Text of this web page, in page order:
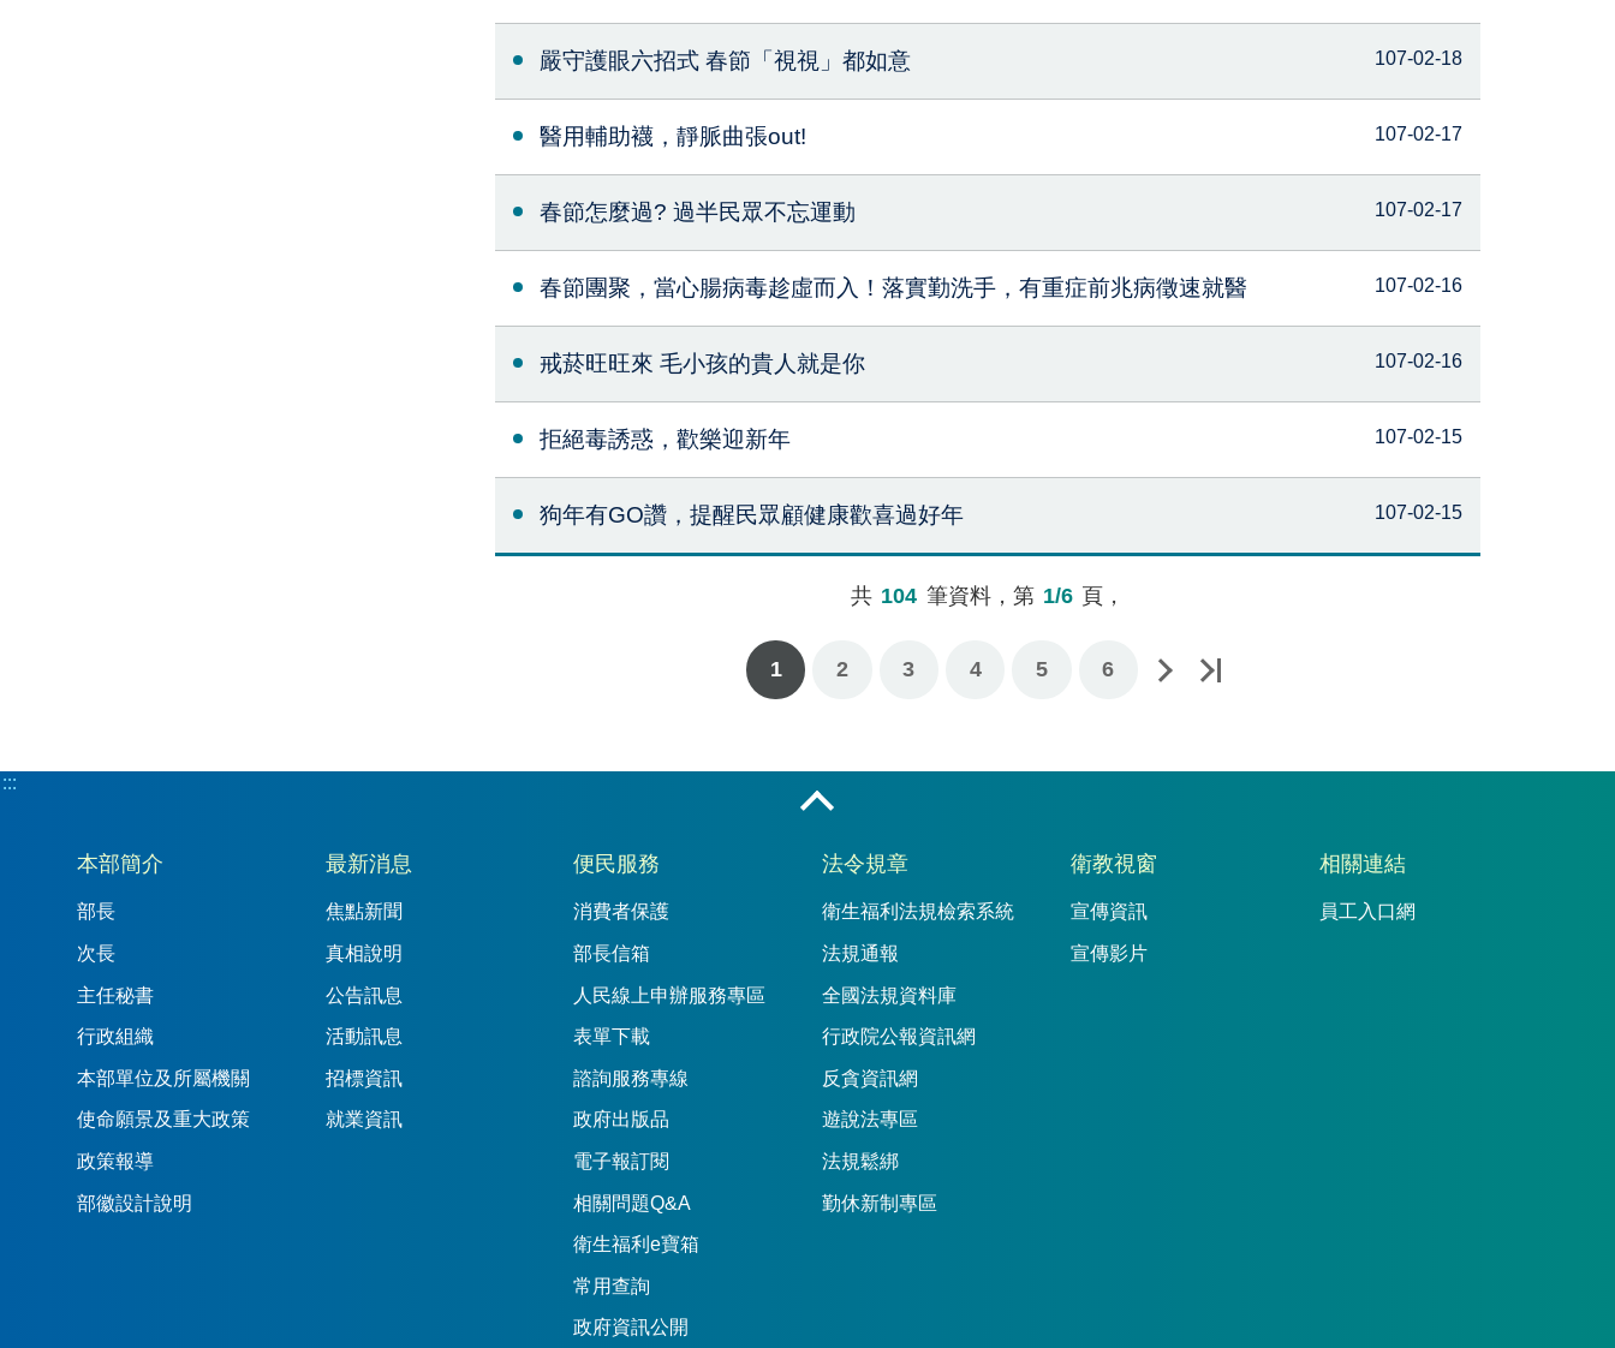
嚴守護眼六招式 春節「視視」都如意 107-02-18
醫用輔助襪，靜脈曲張out! 107-02-17
春節怎麼過? 過半民眾不忘運動 107-02-17
春節團聚，當心腸病毒趁虛而入！落實勤洗手，有重症前兆病徵速就醫 107-02-16
戒菸旺旺來 毛小孩的貴人就是你 107-02-16
拒絕毒誘惑，歡樂迎新年 107-02-15
狗年有GO讚，提醒民眾顧健康歡喜過好年 107-02-15
共 104 筆資料，第 1/6 頁，
1 2 3 4 5 6
下一頁最後一頁
:::
:::
本部簡介
部長
次長
主任秘書
行政組織
本部單位及所屬機關
使命願景及重大政策
政策報導
部徽設計說明
最新消息
焦點新聞
真相說明
公告訊息
活動訊息
招標資訊
就業資訊
便民服務
消費者保護
部長信箱
人民線上申辦服務專區
表單下載
諮詢服務專線
政府出版品
電子報訂閱
相關問題Q&A
衛生福利e寶箱
常用查詢
政府資訊公開
法令規章
衛生福利法規檢索系統
法規通報
全國法規資料庫
行政院公報資訊網
反貪資訊網
遊說法專區
法規鬆綁
勤休新制專區
衛教視窗
宣傳資訊
宣傳影片
相關連結
員工入口網